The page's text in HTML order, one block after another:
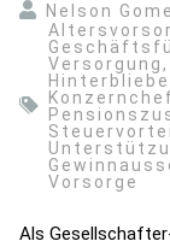
Nelson
Versorgung ,
Vorsorge
Als